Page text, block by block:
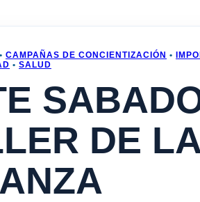
• CAMPAÑAS DE CONCIENTIZACIÓN •
• SALUD
DE